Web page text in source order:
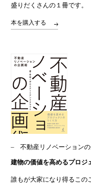
盛りだくさんの１冊です。​
本を購入する
不動産リノベーション
建物の価値を高めるプロジ
誰もが大家になり得るこの